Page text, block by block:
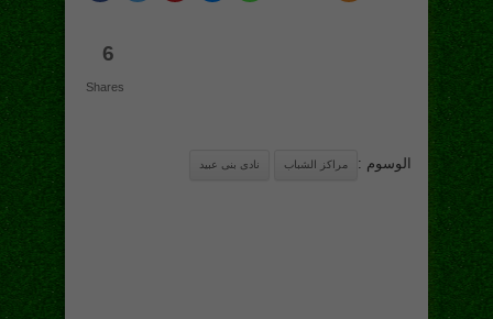
6
Shares
الوسوم : مراكز الشباب نادى بنى عبيد